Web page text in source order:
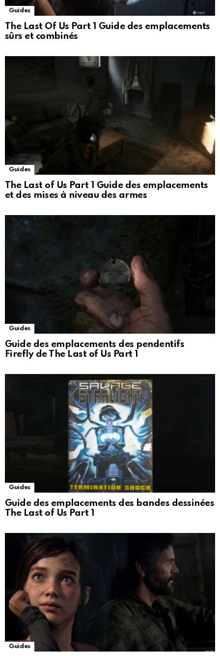
Guides
The Last Of Us Part 1 Guide des emplacements
sûrs et combinés
Guides
The Last of Us Part 1 Guide des emplacements
et des mises à niveau des armes
Guides
Guide des emplacements des pendentifs
Firefly de The Last of Us Part 1
Guides
Guide des emplacements des bandes dessinées
The Last of Us Part 1
Guides